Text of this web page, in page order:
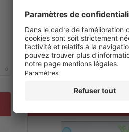
0
Date : 05/05/2020
0